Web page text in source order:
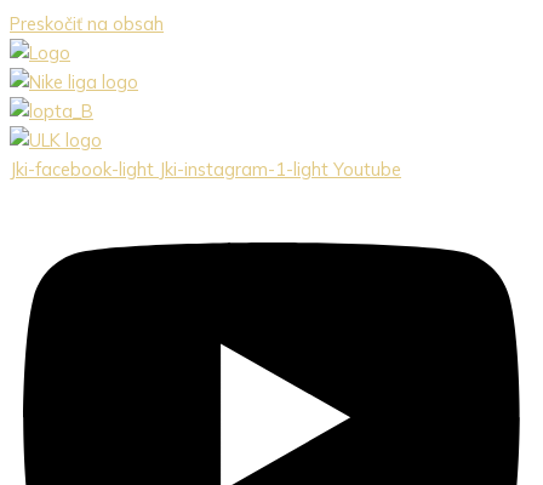
Preskočiť na obsah
Jki-facebook-light Jki-instagram-1-light Youtube